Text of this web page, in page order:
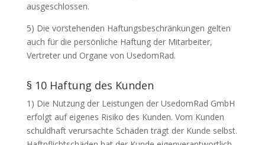
ausgeschlossen.
5) Die vorstehenden Haftungsbeschränkungen gelten
auch für die persönliche Haftung der Mitarbeiter,
Vertreter und Organe von UsedomRad.
§ 10 Haftung des Kunden
1) Die Nutzung der Leistungen der UsedomRad GmbH
erfolgt auf eigenes Risiko des Kunden. Vom Kunden
schuldhaft verursachte Schäden trägt der Kunde selbst.